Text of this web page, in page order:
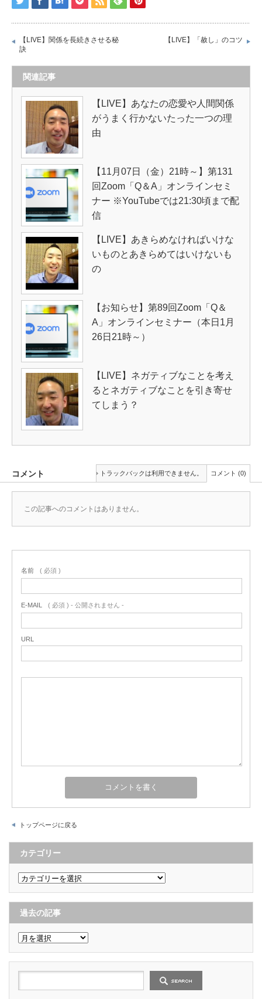
【LIVE】関係を長続きさせる秘
訣
【LIVE】「赦し」のコツ
関連記事
【LIVE】あなたの恋愛や人間関係
がうまく行かないたった一つの理
由
【11月07日（金）21時～】第131
回Zoom「Q＆A」オンラインセミ
ナー ※YouTubeでは21:30頃まで配
信
【LIVE】あきらめなければいけな
いものとあきらめてはいけないも
の
【お知らせ】第89回Zoom「Q＆
A」オンラインセミナー（本日1月
26日21時～）
【LIVE】ネガティブなことを考え
るとネガティブなことを引き寄せ
てしまう？
コメント トラックバックは利用できません。 コメント (0)
この記事へのコメントはありません。
名前 ( 必須 )
E-MAIL ( 必須 ) - 公開されません -
URL
トップページに戻る
カテゴリー
カ
テ
ゴ
リ
ー
過去の記事
過
去
の
記
事